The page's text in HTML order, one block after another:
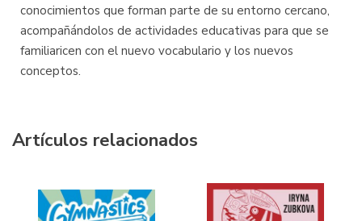
conocimientos que forman parte de su entorno cercano,
acompañándolos de actividades educativas para que se
familiaricen con el nuevo vocabulario y los nuevos
conceptos.
Artículos relacionados